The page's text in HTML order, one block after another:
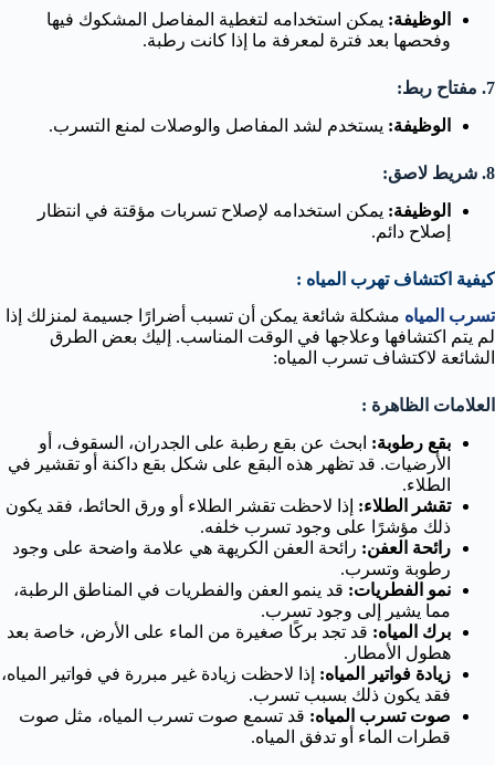
الوظيفة: يمكن استخدامه لتغطية المفاصل المشكوك فيها
وفحصها بعد فترة لمعرفة ما إذا كانت رطبة.
7. مفتاح ربط:
الوظيفة: يستخدم لشد المفاصل والوصلات لمنع التسرب.
8. شريط لاصق:
الوظيفة: يمكن استخدامه لإصلاح تسربات مؤقتة في انتظار
إصلاح دائم.
كيفية اكتشاف تهرب المياه :
تسرب المياه مشكلة شائعة يمكن أن تسبب أضرارًا جسيمة لمنزلك إذا
لم يتم اكتشافها وعلاجها في الوقت المناسب. إليك بعض الطرق
الشائعة لاكتشاف تسرب المياه:
العلامات الظاهرة :
بقع رطوبة: ابحث عن بقع رطبة على الجدران، السقوف، أو
الأرضيات. قد تظهر هذه البقع على شكل بقع داكنة أو تقشير في
الطلاء.
تقشر الطلاء: إذا لاحظت تقشر الطلاء أو ورق الحائط، فقد يكون
ذلك مؤشرًا على وجود تسرب خلفه.
رائحة العفن: رائحة العفن الكريهة هي علامة واضحة على وجود
رطوبة وتسرب.
نمو الفطريات: قد ينمو العفن والفطريات في المناطق الرطبة،
مما يشير إلى وجود تسرب.
برك المياه: قد تجد بركًا صغيرة من الماء على الأرض، خاصة بعد
هطول الأمطار.
زيادة فواتير المياه: إذا لاحظت زيادة غير مبررة في فواتير المياه،
فقد يكون ذلك بسبب تسرب.
صوت تسرب المياه: قد تسمع صوت تسرب المياه، مثل صوت
قطرات الماء أو تدفق المياه.